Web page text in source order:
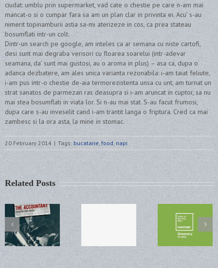
ciudat: umblu prin supermarket, vad cate o chestie pe care n-am mai
mancat-o si o cumpar fara sa am un plan clar in privinta ei. Acu’ s-au
nimerit topinamburii astia sa-mi aterizeze in cos, ca prea stateau
bosumflati intr-un colt.
Dintr-un search pe google, am inteles ca ar semana cu niste cartofi,
desi sunt mai degraba verisori cu floarea soarelui (intr-adevar
seamana, da’ sunt mai gustosi, au o aroma in plus) – asa ca, dupa o
adanca dezbatere, am ales unica varianta rezonabila: i-am taiat feliute,
i-am pus intr-o chestie de-aia termorezistenta unsa cu unt, am turnat un
strat sanatos de parmezan ras deasupra si i-am aruncat in cuptor, sa nu
mai stea bosumflati in viata lor. Si n-au mai stat. S-au facut frumosi,
dupa care s-au inveselit cand i-am trantit langa o friptura. Cred ca mai
zambesc si la ora asta, la mine in stomac.
20 February 2014 | Tags: bucatarie, food, napi
Related Posts